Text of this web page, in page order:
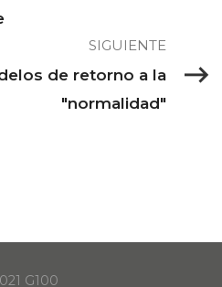
SIGUIENTE
de retorno a la
"normalidad"
G100